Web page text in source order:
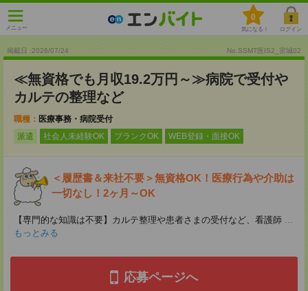
メニュー
0
気になる！ ログイン
掲載日 :2026/07/24 No.SSMT医IS2_宮城02
≪無資格でも月収19.2万円～≫病院で受付や
カルテの整理など
職種： 医療事務・病院受付
派遣
社会人未経験OK ブランクOK WEB登録・面接OK
＜履歴書＆来社不要＞無資格OK！医療行為や介助は
一切なし！2ヶ月～OK
【専門的な知識は不要】カルテ整理や患者さまの受付など、看護師 ...
もっとみる
応募ページへ